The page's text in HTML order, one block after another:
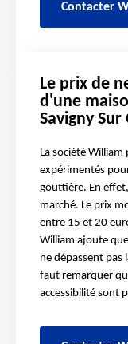
Contacter
Le prix de
d'une
Savigny
La société
expérimentés
gouttière. En
marché. Le prix
entre 15 et 20
William ajoute
ne dépassent pas
faut remarquer
accessibilité sont